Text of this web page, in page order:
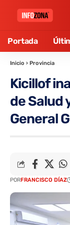
Portada
Inicio › Provincia
Kicillof
de Salud
General
PORFRANCISCO DÍAZ